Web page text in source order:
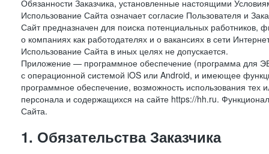
Обязанности Заказчика, установленные настоящими
Использование Сайта означает согласие Пользователя и
Сайт предназначен для поиска потенциальных
о компаниях как работодателях и о вакансиях в сети
Использование Сайта в иных целях не допускается.
Приложение — программное обеспечение (программа для
с операционной системой iOS или Android, и имеющее
программное обеспечение, возможность использования
персонала и содержащихся на сайте https://hh.ru.
Сайта.
1. Обязательства Заказчика